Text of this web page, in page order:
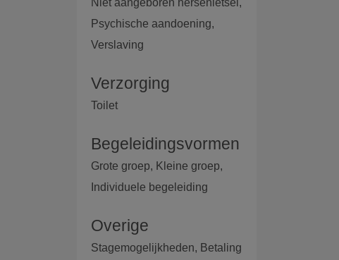
Niet aangeboren hersenletsel,
Psychische aandoening,
Verslaving
Verzorging
Toilet
Begeleidingsvormen
Grote groep, Kleine groep,
Individuele begeleiding
Overige
Stagemogelijkheden, Betaling